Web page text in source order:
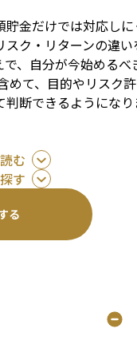
貯金だけでは対応し
スク・リターンの違い
、自分が今始めるべ
めて、目的やリスク許
断できるようにな
む
す
る